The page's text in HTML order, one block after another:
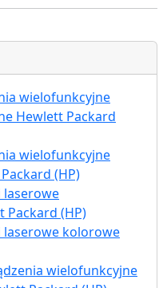
wielofunkcyjne
Hewlett Packard
wielofunkcyjne
(HP)
(HP)
kolorowe
wielofunkcyjne